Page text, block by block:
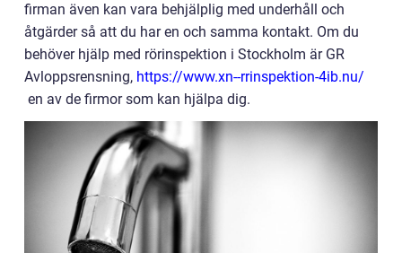
firman även kan vara behjälplig med underhåll och
åtgärder så att du har en och samma kontakt. Om du
behöver hjälp med rörinspektion i Stockholm är GR
Avloppsrensning, https://www.xn--rrinspektion-4ib.nu/
en av de firmor som kan hjälpa dig.